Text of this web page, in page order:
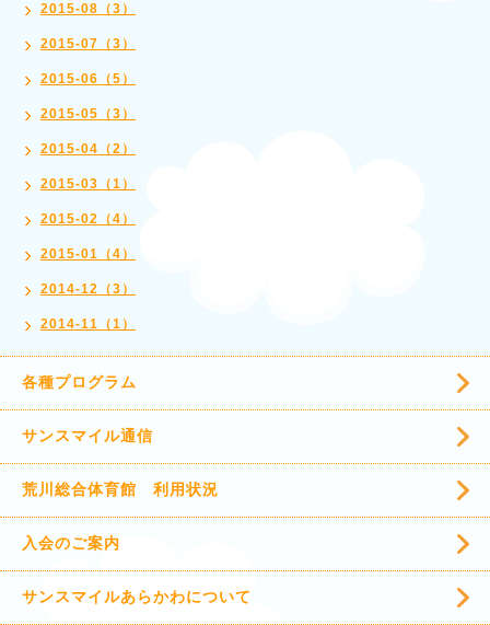
2015-08（3）
2015-07（3）
2015-06（5）
2015-05（3）
2015-04（2）
2015-03（1）
2015-02（4）
2015-01（4）
2014-12（3）
2014-11（1）
各種プログラム
サンスマイル通信
荒川総合体育館 利用状況
入会のご案内
サンスマイルあらかわについて